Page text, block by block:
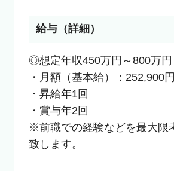
給与（詳細）
◎想定年収450万円～800万円
・月額（基本給）：252,900
・昇給年1回
・賞与年2回
※前職での経験などを最大限
致します。